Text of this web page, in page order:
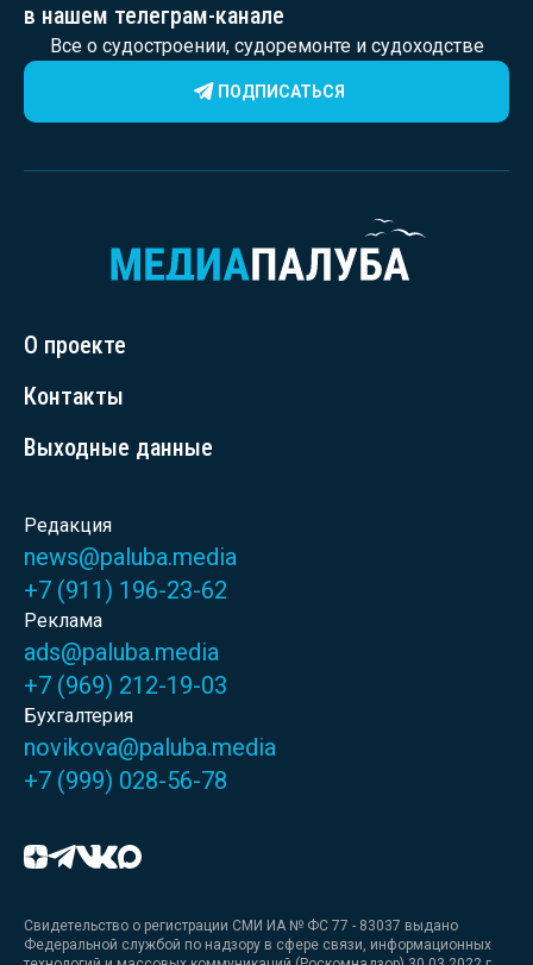
в нашем телеграм-канале
Все о судостроении, судоремонте и судоходстве
ПОДПИСАТЬСЯ
О проекте
Контакты
Выходные данные
Редакция
news@paluba.media
+7 (911) 196-23-62
Реклама
ads@paluba.media
+7 (969) 212-19-03
Бухгалтерия
novikova@paluba.media
+7 (999) 028-56-78
Свидетельство о регистрации СМИ ИА № ФС 77 - 83037 выдано
Федеральной службой по надзору в сфере связи, информационных